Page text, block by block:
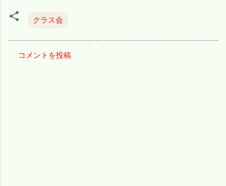
クラス会
コメントを投稿